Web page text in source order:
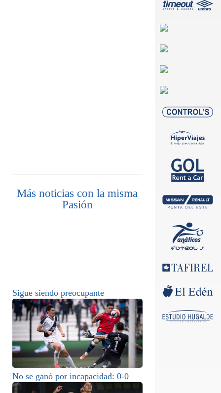
Más noticias con la misma
Pasión
Sigue siendo preocupante
No se ganó por incapacidad: 0-0